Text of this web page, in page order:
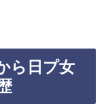
ら日プ女